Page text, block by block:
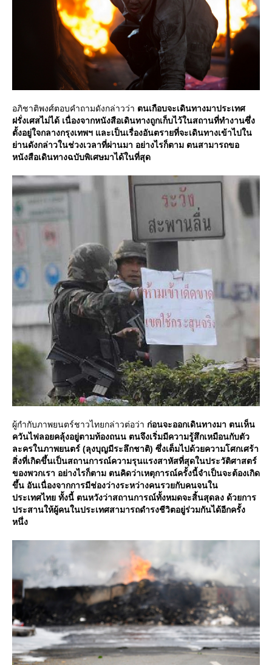
อภิชาติพงศ์ตอบคำถามดังกล่าวว่า ตนเกือบจะเดินทางมาประเทศ
ฝรั่งเศสไม่ได้ เนื่องจากหนังสือเดินทางถูกเก็บไว้ในสถานที่ทำงานซึ่ง
ตั้งอยู่ใจกลางกรุงเทพฯ และเป็นเรื่องอันตรายที่จะเดินทางเข้าไปใน
่านดังกล่าวในช่วงเวลาที่ผ่านมา อย่างไรก็ตาม ตนสามารถขอ
หนังสือเดินทางฉบับพิเศษมาได้ในที่สุด
ผู้กำกับภาพยนตร์ชาวไทยกล่าวต่อว่า ก่อนจะออกเดินทางมา ตนเห็น
ควันไฟลอยคลุ้งอยู่ตามท้องถนน ตนจึงเริ่มมีความรู้สึกเหมือนกับตัว
ละครในภาพยนตร์ (ลุงบุญมีระลึกชาติ) ซึ่งเต็มไปด้วยความโศกเศร้า
สิ่งที่เกิดขึ้นเป็นสถานการณ์ความรุนแรงสาหัสที่สุดในประวัติศาสตร์
ของพวกเรา อย่างไรก็ตาม ตนคิดว่าเหตุการณ์ครั้งนี้จำเป็นจะต้องเกิด
ขึ้น อันเนื่องจากการมีช่องว่างระหว่างคนรวยกับคนจนใน
ประเทศไทย ทั้งนี้ ตนหวังว่าสถานการณ์ทั้งหมดจะสิ้นสุดลง ด้วยการ
ประสานให้ผู้คนในประเทศสามารถดำรงชีวิตอยู่ร่วมกันได้อีกครั้ง
หนึ่ง